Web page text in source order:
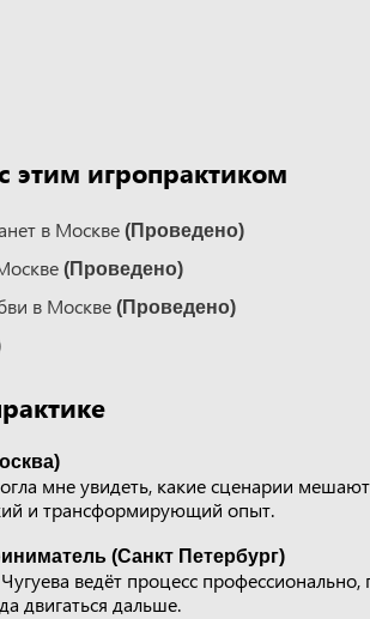
этим игропрактиком
в Москве (Проведено)
(Проведено)
в Москве (Проведено)
мне увидеть, какие сценарии
и трансформирующий опыт.
(Санкт Петербург)
ведёт процесс профессионально,
двигаться дальше.